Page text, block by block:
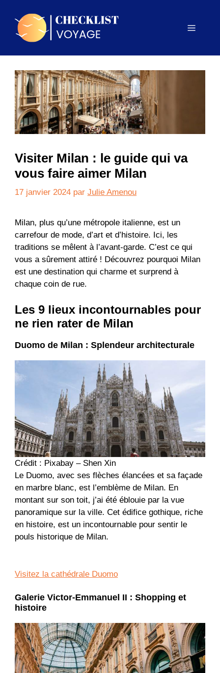
contenu
Menu
Visiter Milan : le guide qui va
vous faire aimer Milan
17 janvier 2024 par Julie Amenou
Milan, plus qu’une métropole italienne, est un
carrefour de mode, d’art et d’histoire. Ici, les
traditions se mêlent à l’avant-garde. C’est ce qui
vous a sûrement attiré ! Découvrez pourquoi Milan
est une destination qui charme et surprend à
chaque coin de rue.
Les 9 lieux incontournables pour
ne rien rater de Milan
Duomo de Milan : Splendeur architecturale
Crédit : Pixabay – Shen Xin
Le Duomo, avec ses flèches élancées et sa façade
en marbre blanc, est l’emblème de Milan. En
montant sur son toit, j’ai été éblouie par la vue
panoramique sur la ville. Cet édifice gothique, riche
en histoire, est un incontournable pour sentir le
pouls historique de Milan.
Visitez la cathédrale Duomo
Galerie Victor-Emmanuel II : Shopping et
histoire